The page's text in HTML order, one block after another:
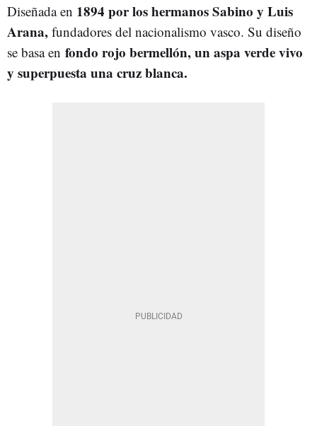
Diseñada en 1894 por los hermanos Sabino y Luis
Arana, fundadores del nacionalismo vasco. Su diseño
se basa en fondo rojo bermellón, un aspa verde vivo
y superpuesta una cruz blanca.